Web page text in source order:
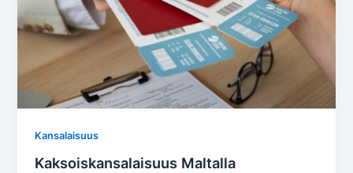
Kansalaisuus
Kaksoiskansalaisuus Maltalla